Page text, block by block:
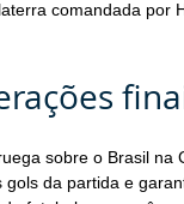
comandada por
sobre o Brasil
gols da partida e